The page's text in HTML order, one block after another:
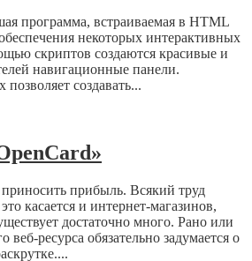
программа, встраиваемая в HTML
некоторых интерактивных
скриптов создаются красивые и
навигационные панели.
создавать...
прибыль. Всякий труд
касается и интернет-магазинов,
достаточно много. Рано или
веб-ресурса обязательно задумается о